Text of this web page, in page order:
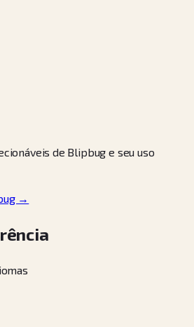
de Blipbug e seu uso
→